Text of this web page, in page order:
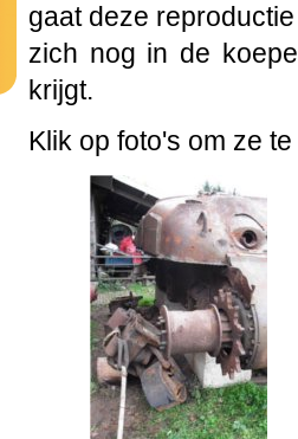
gaat deze
zich nog in de
krijgt.
Klik op foto's om ze